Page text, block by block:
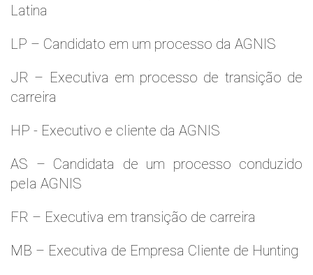
Latina
LP – Candidato em um processo da AGNIS
JR – Executiva em processo de transição de
carreira
HP - Executivo e cliente da AGNIS
AS – Candidata de um processo conduzido
pela AGNIS
FR – Executiva em transição de carreira
MB – Executiva de Empresa Cliente de Hunting